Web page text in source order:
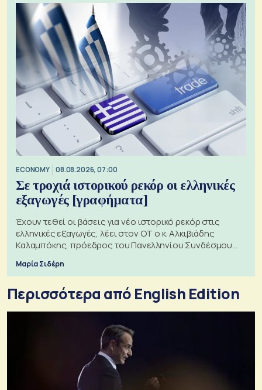
ECONOMY 08.08.2026, 07:00
Σε τροχιά ιστορικού ρεκόρ οι ελληνικές
εξαγωγές [γραφήματα]
Έχουν τεθεί οι βάσεις για νέο ιστορικό ρεκόρ στις
ελληνικές εξαγωγές, λέει στον ΟΤ ο κ. Αλκιβιάδης
Καλαμπόκης, πρόεδρος του Πανελληνίου Συνδέσμου
Μαρία Σιδέρη
Περισσότερα από English Edition